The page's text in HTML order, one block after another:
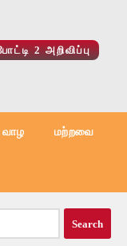
2 அறிவிப்பு
வாழ மற்றவை